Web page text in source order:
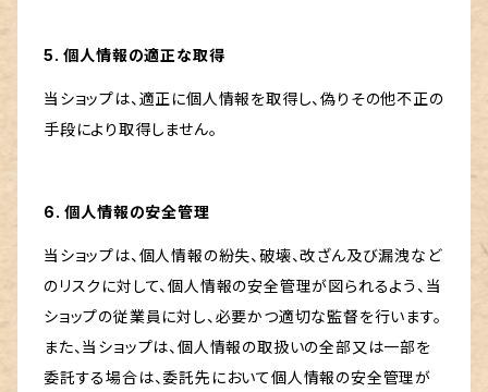
5. 個人情報の適正な取得
当ショップは、適正に個人情報を取得し、偽りその他不正の
手段により取得しません。
6. 個人情報の安全管理
当ショップは、個人情報の紛失、破壊、改ざん及び漏洩など
のリスクに対して、個人情報の安全管理が図られるよう、当
ショップの従業員に対し、必要かつ適切な監督を行います。
また、当ショップは、個人情報の取扱いの全部又は一部を
委託する場合は、委託先において個人情報の安全管理が